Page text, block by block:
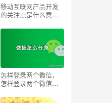
移动互联网产品开发
的关注点是什么意
开发的关注点是什么
怎样登录两个微信，
怎样登录两个微信账